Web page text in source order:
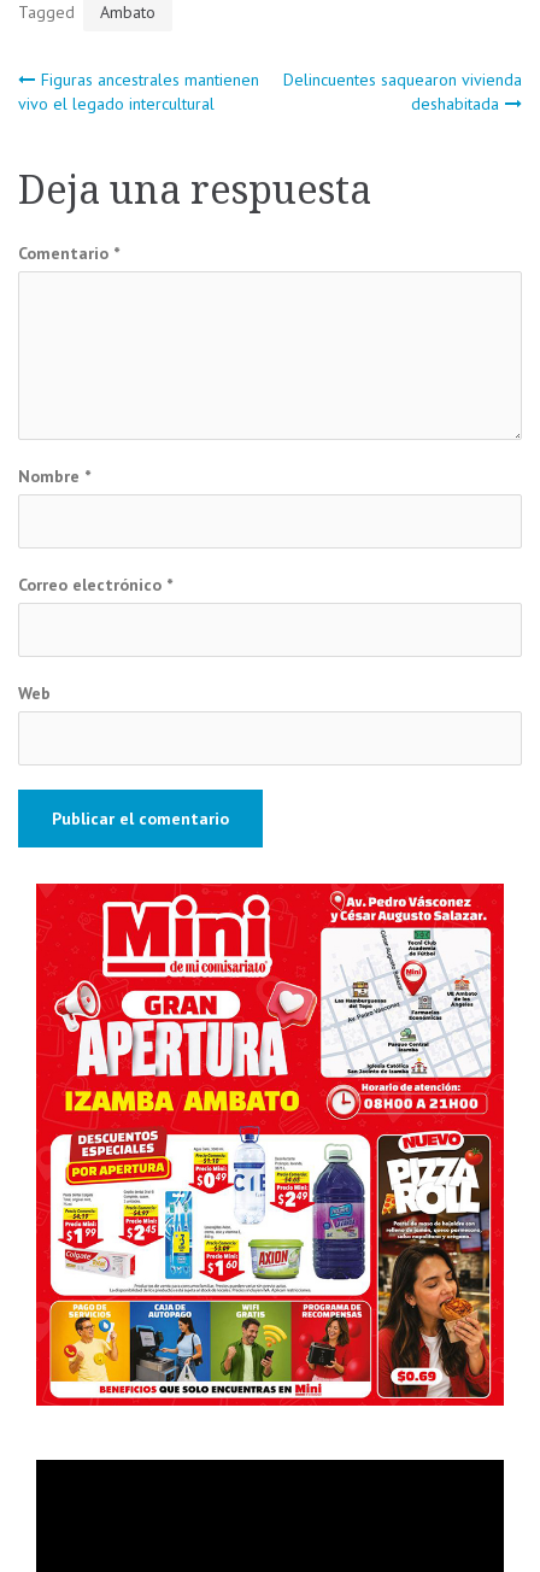
Tagged Ambato
Navegación
entradas
Figuras ancestrales mantienen
vivo el legado intercultural
Delincuentes saquearon vivienda
deshabitada
Deja una respuesta
Comentario *
Nombre *
Correo electrónico *
Web